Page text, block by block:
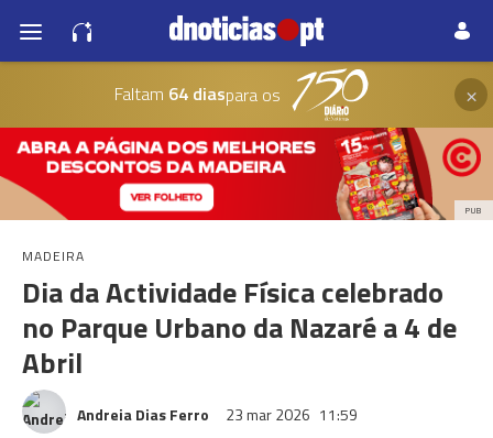
Faltam 64 diaspara os ×
PUB
MADEIRA
Dia da Actividade Física celebrado
no Parque Urbano da Nazaré a 4 de
Abril
Andreia Dias Ferro 23 mar 2026 11:59